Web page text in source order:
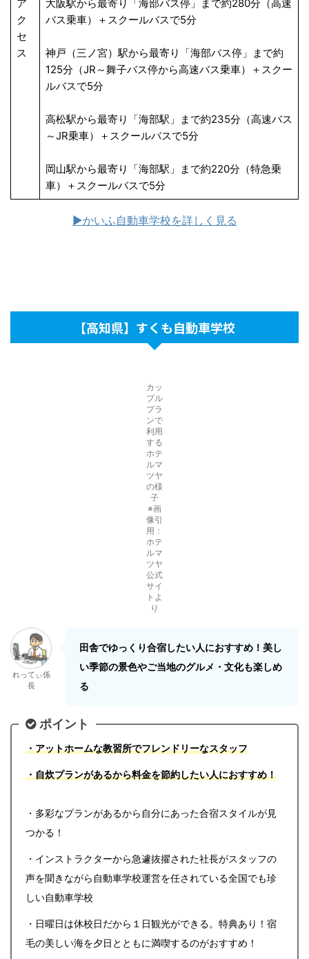
ア
ク
セ
ス
大阪駅から最寄り「海部バス停」まで約280分（高速
バス乗車）＋スクールバスで5分
神戸（三ノ宮）駅から最寄り「海部バス停」まで約
125分（JR～舞子バス停から高速バス乗車）＋スクー
ルバスで5分
高松駅から最寄り「海部駅」まで約235分（高速バス
～JR乗車）＋スクールバスで5分
岡山駅から最寄り「海部駅」まで約220分（特急乗
車）＋スクールバスで5分
▶かいふ自動車学校を詳しく見る
【高知県】すくも自動車学校
カッ
プル
プラ
ンで
利用
する
ホテ
ルマ
ツヤ
の様
子
※画
像引
用：
ホテ
ルマ
ツヤ
公式
サイ
トよ
り
れってぃ係
長
田舎でゆっくり合宿したい人におすすめ！美し
い季節の景色やご当地のグルメ・文化も楽しめ
る
ポイント
・アットホームな教習所でフレンドリーなスタッフ
・自炊プランがあるから料金を節約したい人におすすめ！
・多彩なプランがあるから自分にあった合宿スタイルが見
つかる！
・インストラクターから急遽抜擢された社長がスタッフの
声を聞きながら自動車学校運営を任されている全国でも珍
しい自動車学校
・日曜日は休校日だから１日観光ができる。特典あり！宿
毛の美しい海を夕日とともに満喫するのがおすすめ！